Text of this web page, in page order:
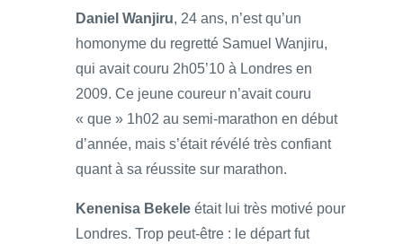
Daniel Wanjiru, 24 ans, n’est qu’un
homonyme du regretté Samuel Wanjiru,
qui avait couru 2h05’10 à Londres en
2009. Ce jeune coureur n’avait couru
« que » 1h02 au semi-marathon en début
d’année, mais s’était révélé très confiant
quant à sa réussite sur marathon.
Kenenisa Bekele était lui très motivé pour
Londres. Trop peut-être : le départ fut